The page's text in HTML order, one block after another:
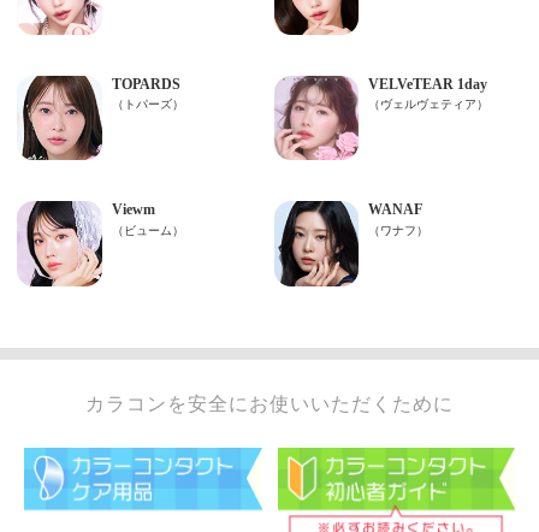
カラコンを安全にお使いいただくために